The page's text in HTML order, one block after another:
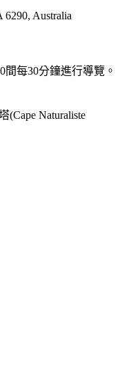
6290, Australia
間每30分鐘進行導覽。
(Cape Naturaliste